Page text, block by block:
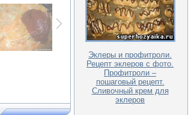
Эклеры и профитроли.
Рецепт эклеров с фото.
Профитроли –
пошаговый рецепт.
Сливочный крем для
эклеров